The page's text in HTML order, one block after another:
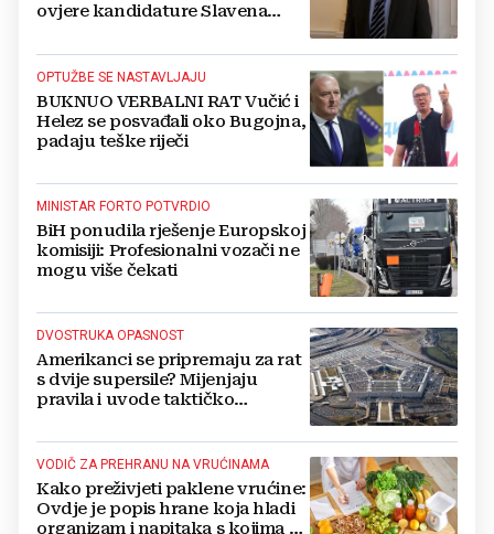
ovjere kandidature Slavena
OPTUŽBE SE NASTAVLJAJU
BUKNUO VERBALNI RAT Vučić i
Helez se posvađali oko Bugojna,
padaju teške riječi
MINISTAR FORTO POTVRDIO
BiH ponudila rješenje Europskoj
komisiji: Profesionalni vozači ne
mogu više čekati
DVOSTRUKA OPASNOST
Amerikanci se pripremaju za rat
s dvije supersile? Mijenjaju
pravila i uvode taktičko
VODIČ ZA PREHRANU NA VRUĆINAMA
Kako preživjeti paklene vrućine:
Ovdje je popis hrane koja hladi
organizam i napitaka s kojima si